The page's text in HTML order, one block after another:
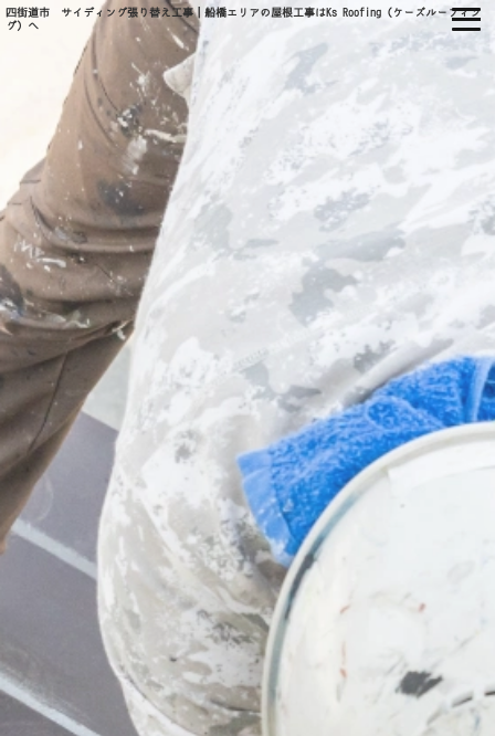
四街道市 サイディング張り替え工事｜船橋エリアの屋根工事はKs Roofing（ケーズルーフィン
グ）へ
㈱KS ROOFING
ホーム
当社について
会社概要
当社の強み
屋根工事
板金工事
サイディング工事
防水工事・雨樋工事